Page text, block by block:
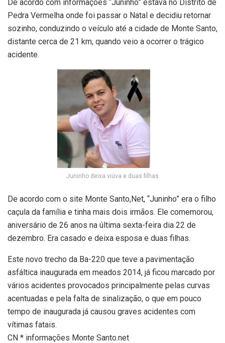
De acordo com informações “Juninho” estava no Distrito de
Pedra Vermelha onde foi passar o Natal e decidiu retornar
sozinho, conduzindo o veículo até a cidade de Monte Santo,
distante cerca de 21 km, quando veio a ocorrer o trágico
acidente.
Juninho deixa viúva e duas filhas
De acordo com o site Monte Santo,Net, “Juninho” era o filho
caçula da família e tinha mais dois irmãos. Ele comemorou,
aniversário de 26 anos na última sexta-feira dia 22 de
dezembro. Era casado e deixa esposa e duas filhas.
Este novo trecho da Ba-220 que teve a pavimentação
asfáltica inaugurada em meados 2014, já ficou marcado por
vários acidentes provocados principalmente pelas curvas
acentuadas e pela falta de sinalização, o que em pouco
tempo de inaugurada já causou graves acidentes com
vítimas fatais.
CN * informações Monte Santo.net